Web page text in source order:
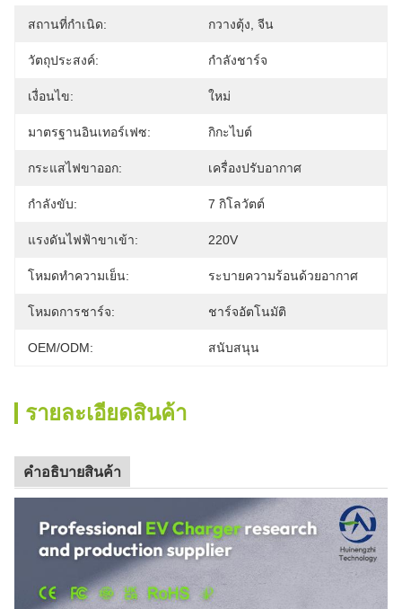
สถานที่กำเนิด: กวางตุ้ง, จีน
วัตถุประสงค์: กำลังชาร์จ
เงื่อนไข: ใหม่
มาตรฐานอินเทอร์เฟซ: กิกะไบต์
กระแสไฟขาออก: เครื่องปรับอากาศ
กำลังขับ: 7 กิโลวัตต์
แรงดันไฟฟ้าขาเข้า: 220V
โหมดทำความเย็น: ระบายความร้อนด้วยอากาศ
โหมดการชาร์จ: ชาร์จอัตโนมัติ
OEM/ODM: สนับสนุน
รายละเอียดสินค้า
คําอธิบายสินค้า